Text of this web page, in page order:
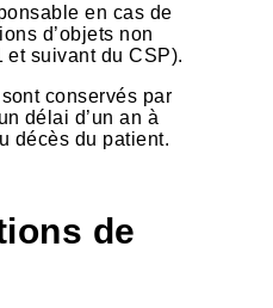
en cas de
d’objets non
et suivant du CSP).
conservés par
délai d’un an à
décès du patient.
de